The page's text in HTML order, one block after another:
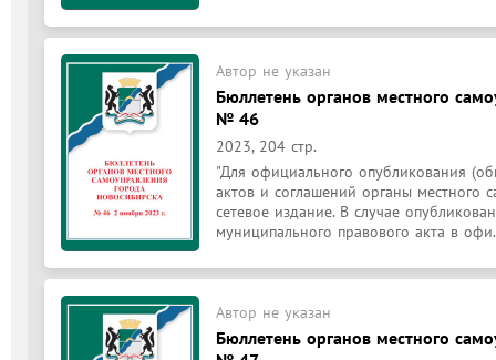
Автор не указан
Бюллетень органов местного
№ 46
2023, 204 стр.
"Для официального опубликования
актов и соглашений органы местного
сетевое издание. В случае
муниципального правового акта в
Автор не указан
Бюллетень органов местного